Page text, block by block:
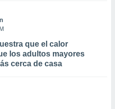
que el calor
los adultos mayores
cerca de casa